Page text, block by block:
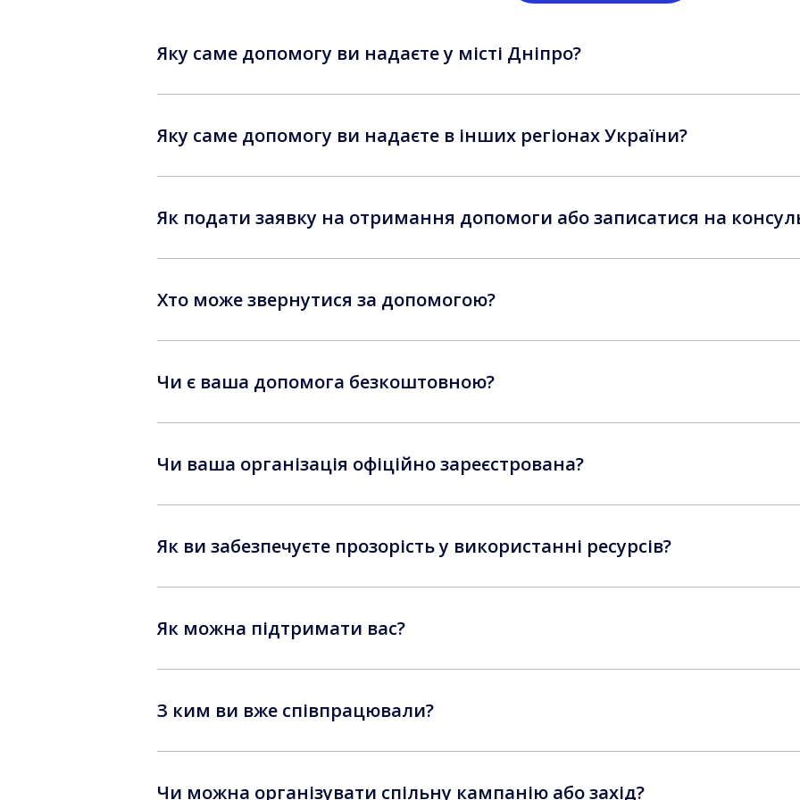
Яку саме допомогу ви надаєте у місті Дніпро?
Яку саме допомогу ви надаєте в інших регіонах України?
Як подати заявку на отримання допомоги або записатися на
Хто може звернутися за допомогою?
Чи є ваша допомога безкоштовною?
Чи ваша організація офіційно зареєстрована?
Як ви забезпечуєте прозорість у використанні ресурсів?
Як можна підтримати вас?
З ким ви вже співпрацювали?
Чи можна організувати спільну кампанію або захід?